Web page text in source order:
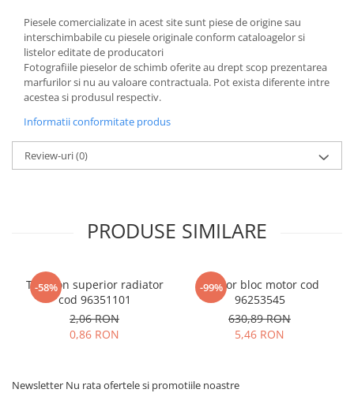
Piesele comercializate in acest site sunt piese de origine sau
interschimbabile cu piesele originale conform cataloagelor si
listelor editate de producatori
Fotografiile pieselor de schimb oferite au drept scop prezentarea
marfurilor si nu au valoare contractuala. Pot exista diferente intre
acestea si produsul respectiv.
Informatii conformitate produs
Review-uri(0)
PRODUSE SIMILARE
-58%
Tampon superior radiator
cod 96351101
2,06 RON
0,86 RON
-99%
Senzor bloc motor cod
96253545
630,89 RON
5,46 RON
Newsletter Nu rata ofertele si promotiile noastre